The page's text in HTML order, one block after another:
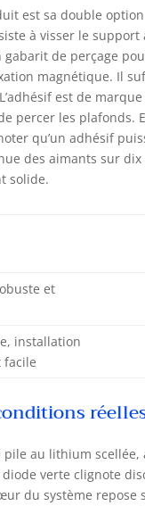
tous les problèmes
retour et de
recevrez des vis
fumée en réseau
sur n'importe quel
est sa double
à visser le
de perçage
magnétique. Il
est de
percer les
qu’un adhésif
des aimants sur
solide.
et
installation
facile
au lithium
verte clignote
du système